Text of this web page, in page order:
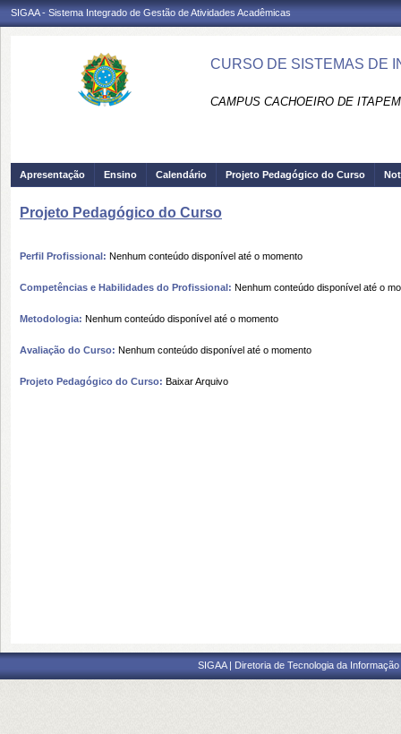
SIGAA - Sistema Integrado de Gestão de Atividades Acadêmicas
CURSO DE SISTEMAS DE
CAMPUS CACHOEIRO DE
Apresentação Ensino Calendário Projeto Pedagógico do Curso
Projeto Pedagógico do Curso
Perfil Profissional: Nenhum conteúdo disponível até o momento
Competências e Habilidades do Profissional: Nenhum conteúdo disponível até o
Metodologia: Nenhum conteúdo disponível até o momento
Avaliação do Curso: Nenhum conteúdo disponível até o momento
Projeto Pedagógico do Curso: Baixar Arquivo
SIGAA | Diretoria de Tecnologia da